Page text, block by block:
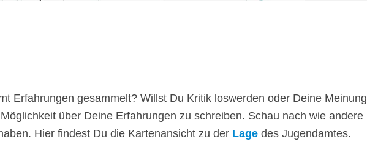
Erfahrungen gesammelt? Willst Du Kritik loswerden oder Deine Meinung
über Deine Erfahrungen zu schreiben. Schau nach wie andere
Hier findest Du die Kartenansicht zu der Lagedes Jugendamtes.